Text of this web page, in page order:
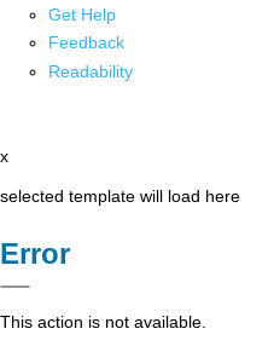
Get Help
Feedback
Readability
x
selected template will load here
Error
This action is not available.